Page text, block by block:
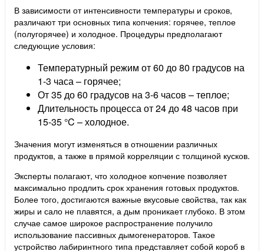
В зависимости от интенсивности температуры и сроков,
различают три основных типа копчения: горячее, теплое
(полугорячее) и холодное. Процедуры предполагают
следующие условия:
Температурный режим от 60 до 80 градусов на
1-3 часа – горячее;
От 35 до 60 градусов на 3-6 часов – теплое;
Длительность процесса от 24 до 48 часов при
15-35 °C – холодное.
Значения могут изменяться в отношении различных
продуктов, а также в прямой корреляции с толщиной кусков.
Эксперты полагают, что холодное копчение позволяет
максимально продлить срок хранения готовых продуктов.
Более того, достигаются важные вкусовые свойства, так как
жиры и сало не плавятся, а дым проникает глубоко. В этом
случае самое широкое распространение получило
использование пассивных дымогенераторов. Такое
устройство лабиринтного типа представляет собой короб в